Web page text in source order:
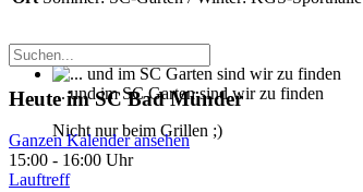
... und im SC Garten sind wir zu finden
Nicht nur beim Grillen ;)
Heute im SC Bad Münder
Ganzen Kalender ansehen
15:00 - 16:00 Uhr
Lauftreff